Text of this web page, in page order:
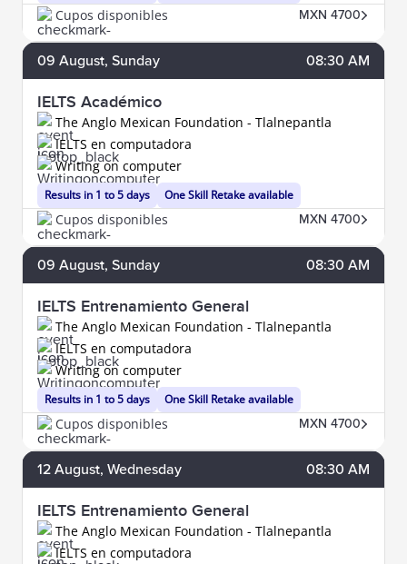
Cupos disponibles MXN 4700
09 August, Sunday 08:30 AM
IELTS Académico
The Anglo Mexican Foundation - Tlalnepantla
Results in 1 to 5 days
IELTS en computadora
Writing on computer
One Skill Retake available
Cupos disponibles MXN 4700
09 August, Sunday 08:30 AM
IELTS Entrenamiento General
The Anglo Mexican Foundation - Tlalnepantla
Results in 1 to 5 days
IELTS en computadora
Writing on computer
One Skill Retake available
Cupos disponibles MXN 4700
12 August, Wednesday 08:30 AM
IELTS Entrenamiento General
The Anglo Mexican Foundation - Tlalnepantla
IELTS en computadora